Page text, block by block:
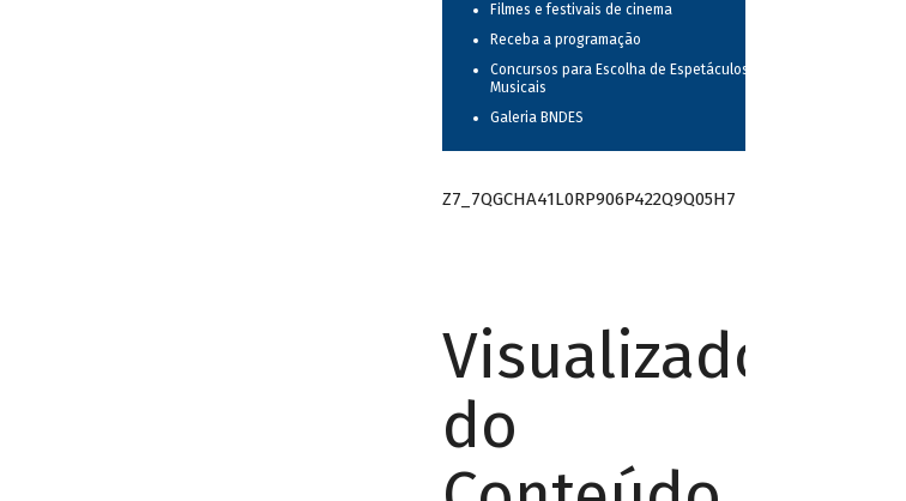
Filmes e festivais de cinema
Receba a programação
Concursos para Escolha de Espetáculos
Musicais
Galeria BNDES
Z7_7QGCHA41L0RP906P422Q9Q05H7
Visualizador
do